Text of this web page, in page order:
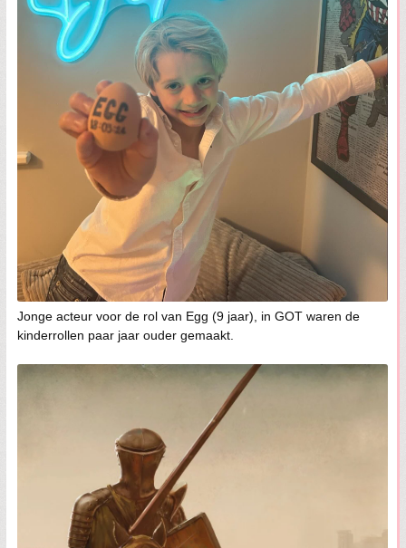
Jonge acteur voor de rol van Egg (9 jaar), in GOT waren de
kinderrollen paar jaar ouder gemaakt.